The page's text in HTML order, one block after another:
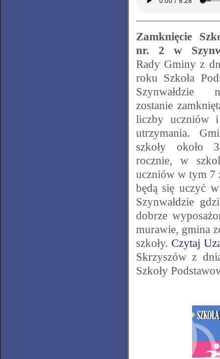
Zamknięcie
nr. 2 w
Rady Gminy z
roku Szkoła
Szynwałdzie
zostanie
liczby uczniów
utrzymania.
szkoły około
rocznie, w
uczniów w tym 7
będą się uczyć
Szynwałdzie
dobrze
murawie, gmina
szkoły. Czytaj
Skrzyszów z
Szkoły